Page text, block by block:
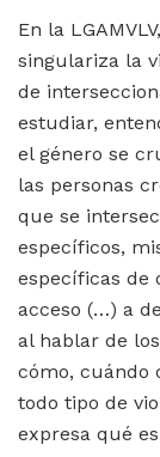
En la
singulariza la
de
estudiar,
el género se
las personas
que se
específicos,
específicas de
acceso (…) a
al hablar de
cómo, cuándo
todo tipo de
expresa qué